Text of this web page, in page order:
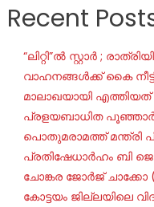
Recent
“ലിറ്റി”ൽ സ്റ്റാർ ;
വാഹനങ്ങൾക്ക് കൈ
മാലാഖയായി എത്തിയത്
പ്രളയബാധിത
പൊതുമരാമത്ത് മന്ത്രി
പ്രതിഷേധാർഹം ബി ജെ
ചോങ്കര ജോര്‍ജ് ചാക്കോ
കോട്ടയം ജില്ലയിലെ